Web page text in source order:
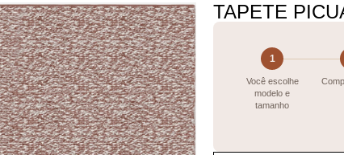
TAPETE
1
Você escolhe
modelo e
tamanho